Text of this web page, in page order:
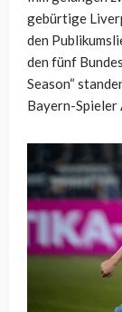
gebürtige
den
den fünf
Season“
Bayern-Spieler